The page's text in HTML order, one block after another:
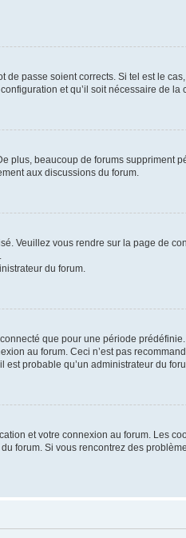
passe soient corrects. Si tel est le
et qu’il soit nécessaire de la
plus, beaucoup de forums suppriment
aux discussions du forum.
Veuillez vous rendre sur la page de
du forum.
que pour une période
au forum. Ceci n’est pas
probable qu’un administrateur du
et votre connexion au forum. Les
forum. Si vous rencontrez des